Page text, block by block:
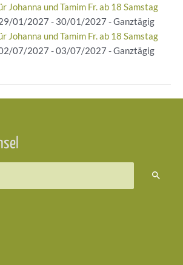
Johanna und Tamim Fr. ab 18 Samstag
01/2027 - 30/01/2027 - Ganztägig
Johanna und Tamim Fr. ab 18 Samstag
07/2027 - 03/07/2027 - Ganztägig